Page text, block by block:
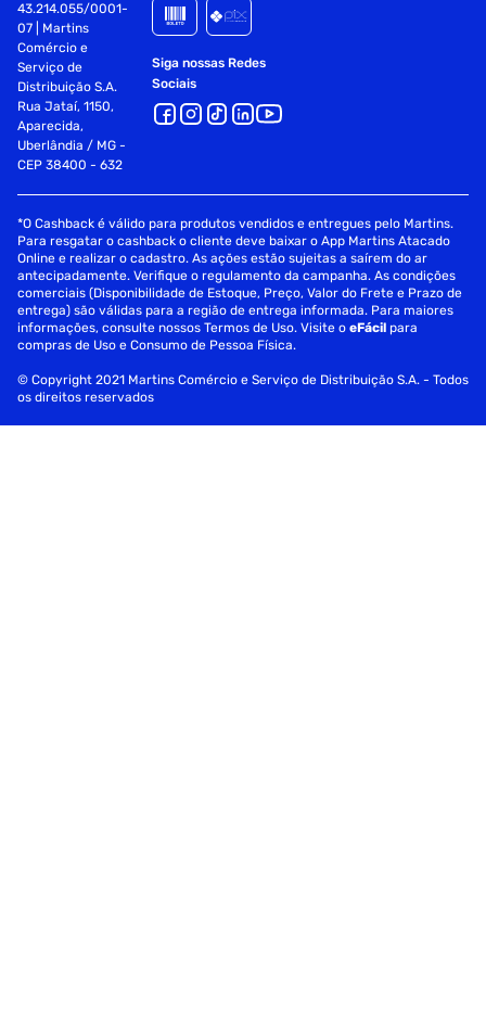
43.214.055/0001-
07 | Martins
Comércio e
Serviço de
Distribuição S.A.
Rua Jataí, 1150,
Aparecida,
Uberlândia / MG -
CEP 38400 - 632
Siga nossas Redes
Sociais
*O Cashback é válido para produtos vendidos e entregues pelo Martins.
Para resgatar o cashback o cliente deve baixar o App Martins Atacado
Online e realizar o cadastro. As ações estão sujeitas a saírem do ar
antecipadamente. Verifique o regulamento da campanha. As condições
comerciais (Disponibilidade de Estoque, Preço, Valor do Frete e Prazo de
entrega) são válidas para a região de entrega informada. Para maiores
informações, consulte nossos Termos de Uso. Visite oeFácil para
compras de Uso e Consumo de Pessoa Física.
© Copyright 2021 Martins Comércio e Serviço de Distribuição S.A. - Todos
os direitos reservados